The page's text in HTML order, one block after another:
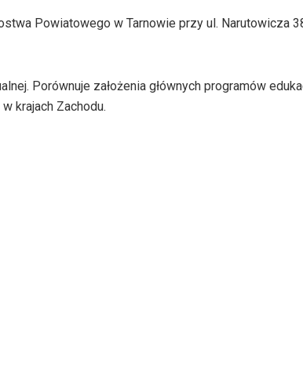
Powiatowego w Tarnowie przy ul. Narutowicza
Porównuje założenia głównych programów
krajach Zachodu.